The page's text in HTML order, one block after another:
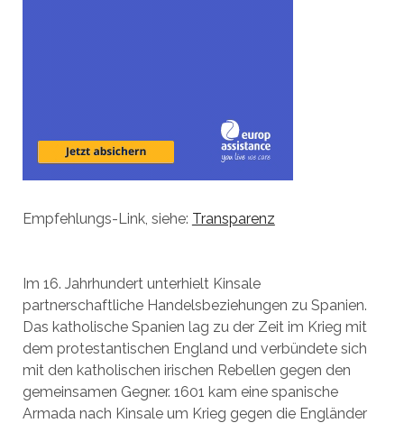
Empfehlungs-Link, siehe: Transparenz
Im 16. Jahrhundert unterhielt Kinsale
partnerschaftliche Handelsbeziehungen zu Spanien.
Das katholische Spanien lag zu der Zeit im Krieg mit
dem protestantischen England und verbündete sich
mit den katholischen irischen Rebellen gegen den
gemeinsamen Gegner. 1601 kam eine spanische
Armada nach Kinsale um Krieg gegen die Engländer